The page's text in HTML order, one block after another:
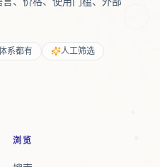
系都有 人工筛选
浏览